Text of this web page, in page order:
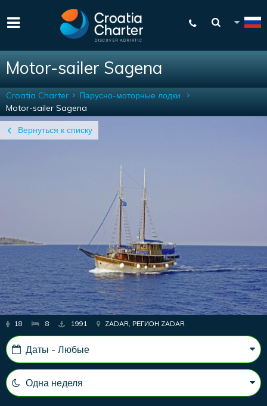
Motor-sailer Sagena
Вернуться к списку
Croatia Charter
Парусно-моторные лодки
Motor-sailer Sagena
18 8 1991 ZADAR, РЕГИОН ZADAR